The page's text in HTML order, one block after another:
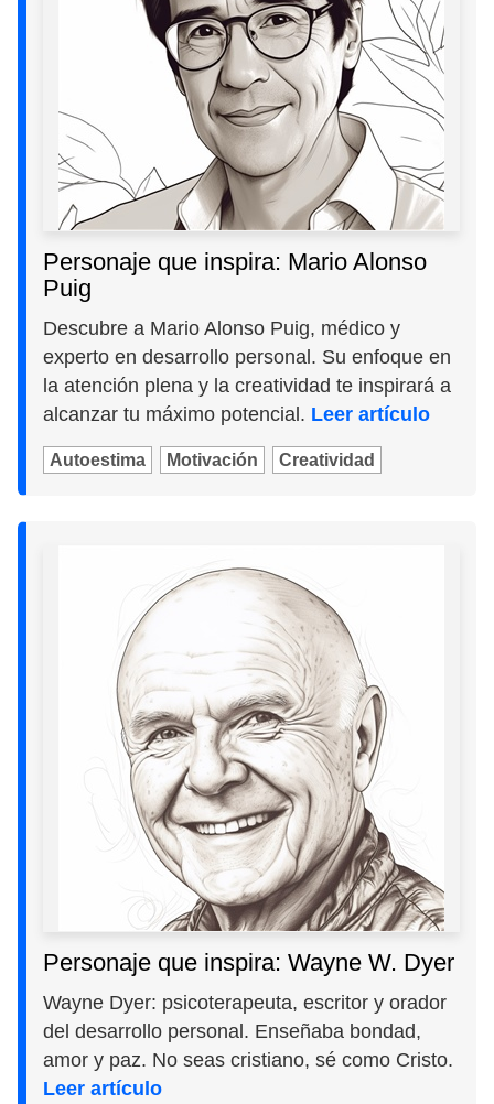
Personaje que inspira: Mario Alonso
Puig
Descubre a Mario Alonso Puig, médico y
experto en desarrollo personal. Su enfoque en
la atención plena y la creatividad te inspirará a
alcanzar tu máximo potencial. Leer artículo
Autoestima Motivación Creatividad
Personaje que inspira: Wayne W. Dyer
Wayne Dyer: psicoterapeuta, escritor y orador
del desarrollo personal. Enseñaba bondad,
amor y paz. No seas cristiano, sé como Cristo.
Leer artículo